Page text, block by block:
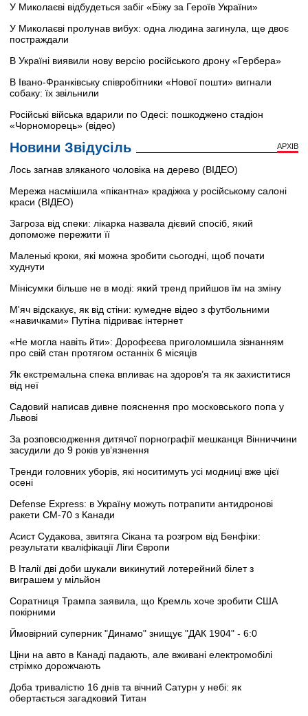
У Миколаєві відбудеться забіг «Біжу за Героїв України»
У Миколаєві пролунав вибух: одна людина загинула, ще двоє
постраждали
В Україні виявили нову версію російського дрону «Гербера»
В Івано-Франківську співробітники «Нової пошти» вигнали
собаку: їх звільнили
Російські війська вдарили по Одесі: пошкоджено стадіон
«Чорноморець» (відео)
Новини Звідусіль АРХІВ
Лось загнав зляканого чоловіка на дерево (ВІДЕО)
Мережа насмішила «пікантна» крадіжка у російському салоні
краси (ВІДЕО)
Загроза від спеки: лікарка назвала дієвий спосіб, який
допоможе пережити її
Маленькі кроки, які можна зробити сьогодні, щоб почати
худнути
Мінісумки більше не в моді: який тренд прийшов їм на зміну
М'яч відскакує, як від стіни: кумедне відео з футбольними
«навичками» Путіна підриває інтернет
«Не могла навіть йти»: Дорофєєва приголомшила зізнанням
про свій стан протягом останніх 6 місяців
Як екстремальна спека впливає на здоров’я та як захиститися
від неї
Садовий написав дивне пояснення про московського попа у
Львові
За розповсюдження дитячої порнографії мешканця Вінниччини
засудили до 9 років ув’язнення
Тренди головних уборів, які носитимуть усі модниці вже цієї
осені
Defense Express: в Україну можуть потрапити антидронові
ракети CM-70 з Канади
Асист Судакова, звитяга Сікана та розгром від Бенфіки:
результати кваліфікації Ліги Європи
В Італії дві доби шукали викинутий лотерейний білет з
виграшем у мільйон
Соратниця Трампа заявила, що Кремль хоче зробити США
покірними
Ймовірний суперник "Динамо" знищує "ДАК 1904" - 6:0
Ціни на авто в Канаді падають, але вживані електромобілі
стрімко дорожчають
Доба тривалістю 16 днів та вічний Сатурн у небі: як
обертається загадковий Титан